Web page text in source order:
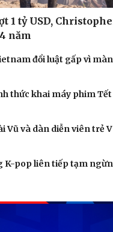
1 tỷ USD,
năm
đổi luật gấp vì
thức khai máy phim Tết
Vũ và dàn diễn viên trẻ
K-pop liên tiếp tạm